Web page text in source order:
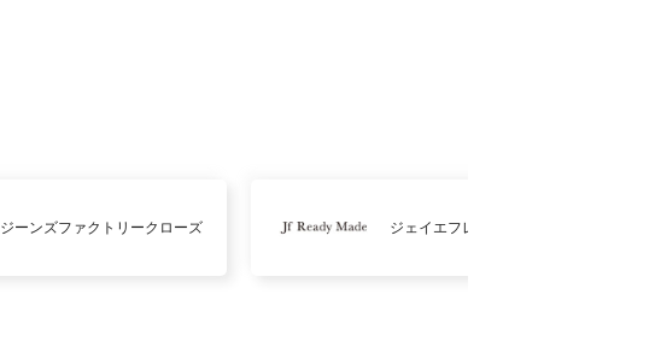
ジーンズファクトリークローズ ジェイエフレディメイド